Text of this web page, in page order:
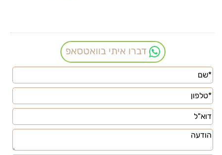
דברו איתי בוואטסאפ